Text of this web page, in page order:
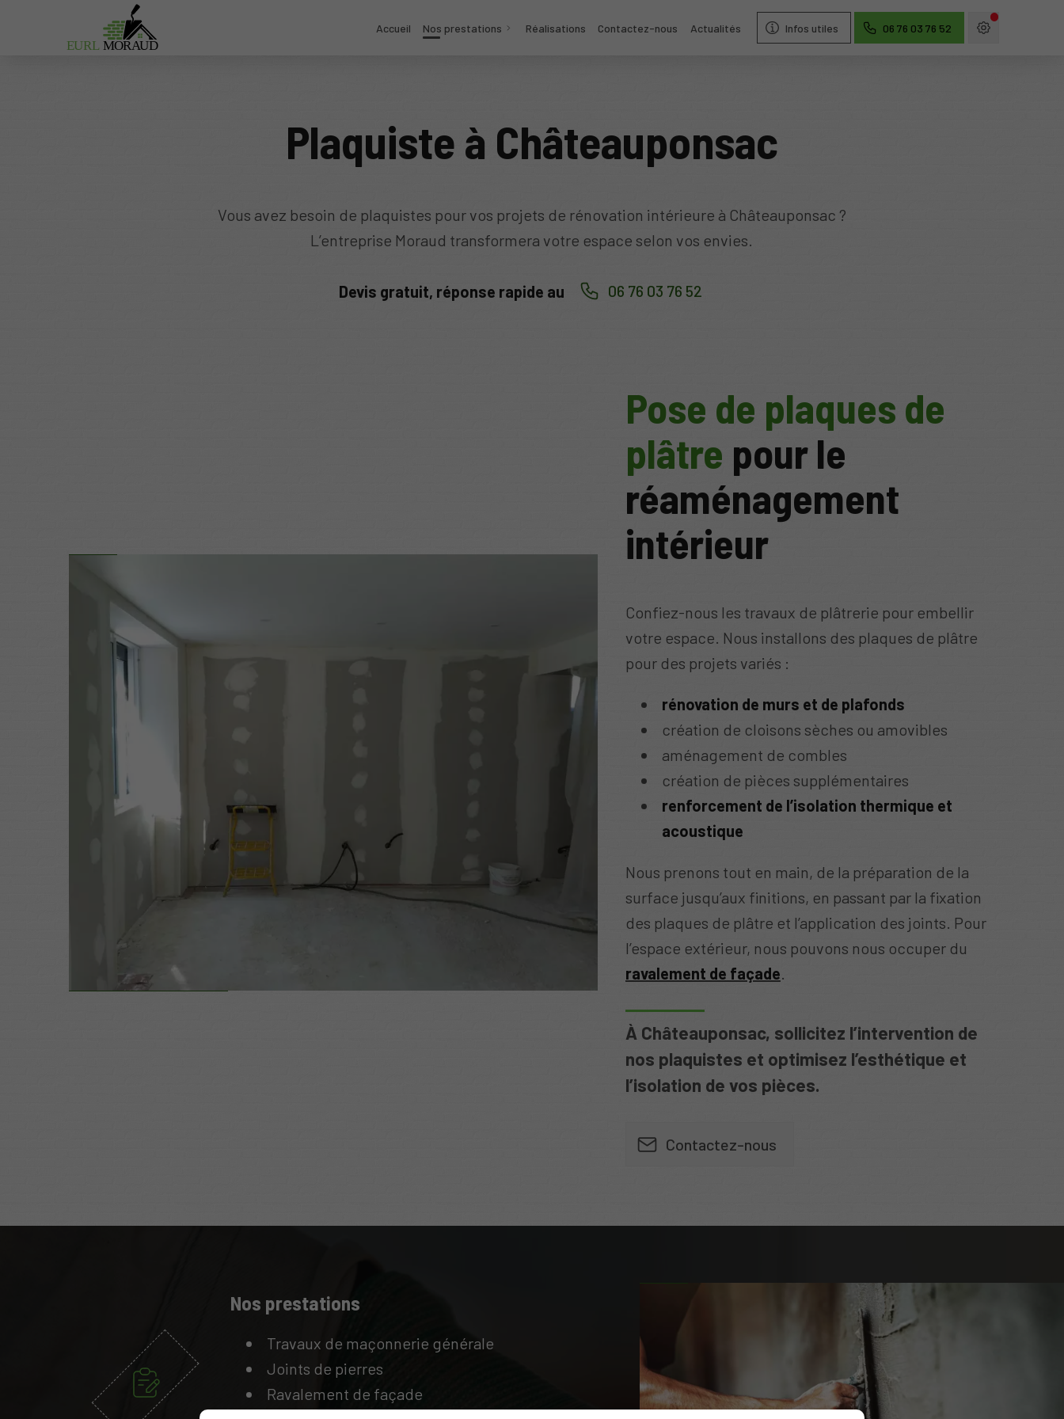
EURL MORAUD
Accueil Nos prestations Réalisations Contactez-nous Actualités Infos utiles 06 76 03 76 52
Plaquiste à Châteauponsac
Vous avez besoin de plaquistes pour vos projets de rénovation intérieure à Châteauponsac ?
L’entreprise Moraud transformera votre espace selon vos envies.
Devis gratuit, réponse rapide au 06 76 03 76 52
Pose de plaques de
plâtre pour le
réaménagement
intérieur
Confiez-nous les travaux de plâtrerie pour embellir
votre espace. Nous installons des plaques de plâtre
pour des projets variés :
rénovation de murs et de plafonds
création de cloisons sèches ou amovibles
aménagement de combles
création de pièces supplémentaires
renforcement de l’isolation thermique et
acoustique
Nous prenons tout en main, de la préparation de la
surface jusqu’aux finitions, en passant par la fixation
des plaques de plâtre et l’application des joints. Pour
l’espace extérieur, nous pouvons nous occuper du
ravalement de façade.
À Châteauponsac, sollicitez l’intervention de
nos plaquistes et optimisez l’esthétique et
l’isolation de vos pièces.
Contactez-nous
Nos prestations
Travaux de maçonnerie générale
Joints de pierres
Ravalement de façade